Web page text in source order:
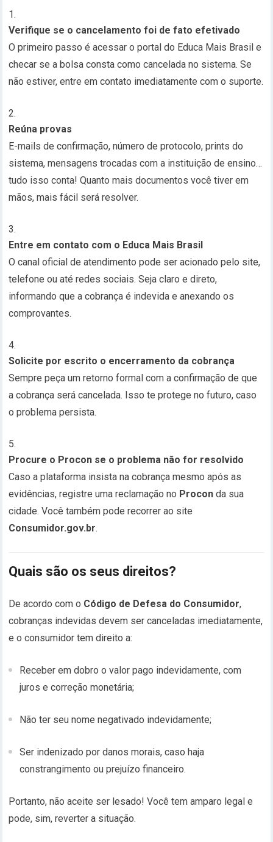
Verifique se o cancelamento foi de fato efetivado
O primeiro passo é acessar o portal do Educa Mais Brasil e
checar se a bolsa consta como cancelada no sistema. Se
não estiver, entre em contato imediatamente com o suporte.
Reúna provas
E-mails de confirmação, número de protocolo, prints do
sistema, mensagens trocadas com a instituição de ensino…
tudo isso conta! Quanto mais documentos você tiver em
mãos, mais fácil será resolver.
Entre em contato com o Educa Mais Brasil
O canal oficial de atendimento pode ser acionado pelo site,
telefone ou até redes sociais. Seja claro e direto,
informando que a cobrança é indevida e anexando os
comprovantes.
Solicite por escrito o encerramento da cobrança
Sempre peça um retorno formal com a confirmação de que
a cobrança será cancelada. Isso te protege no futuro, caso
o problema persista.
Procure o Procon se o problema não for resolvido
Caso a plataforma insista na cobrança mesmo após as
evidências, registre uma reclamação no Procon da sua
cidade. Você também pode recorrer ao site
Consumidor.gov.br.
Quais são os seus direitos?
De acordo com o Código de Defesa do Consumidor,
cobranças indevidas devem ser canceladas imediatamente,
e o consumidor tem direito a:
Receber em dobro o valor pago indevidamente, com
juros e correção monetária;
Não ter seu nome negativado indevidamente;
Ser indenizado por danos morais, caso haja
constrangimento ou prejuízo financeiro.
Portanto, não aceite ser lesado! Você tem amparo legal e
pode, sim, reverter a situação.